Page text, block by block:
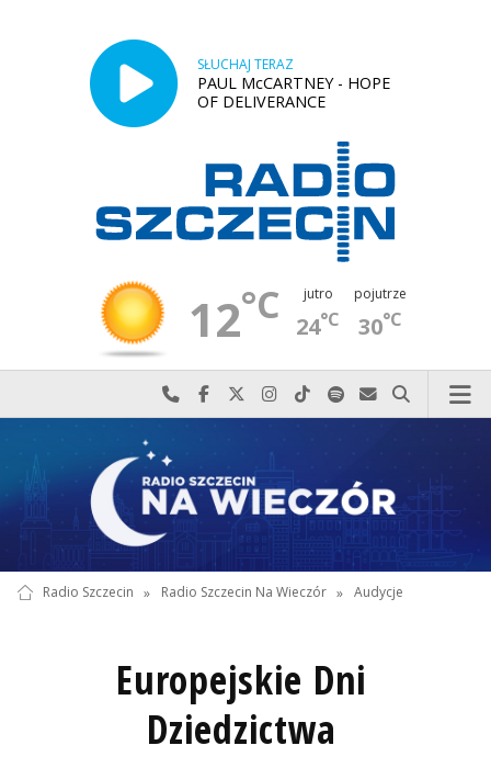
SŁUCHAJ TERAZ
PAUL McCARTNEY - HOPE
OF DELIVERANCE
12°C jutro
24°C
pojutrze
30°C
Najlepiej po prostu do nas zadzwoń
Odwiedź nas na Facebook-u
Odwiedź nas na X
Odwiedź nas na Instagram-ie
Odwiedź nas na TikTok-u
Szukaj nas na Spotify
Wyślij do nas
Szukaj
Radio Szczecin » Radio Szczecin Na Wieczór » Audycje
Europejskie Dni
Dziedzictwa